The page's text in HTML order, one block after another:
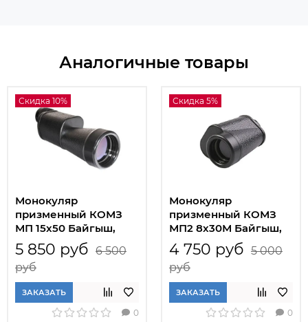
Аналогичные товары
Скидка 10%
Монокуляр
призменный КОМЗ
МП 15x50 Байгыш,
черный
5 850 руб 6 500
руб
ЗАКАЗАТЬ
0
Скидка 5%
Монокуляр
призменный КОМЗ
МП2 8x30М Байгыш,
черный
4 750 руб 5 000
руб
ЗАКАЗАТЬ
0